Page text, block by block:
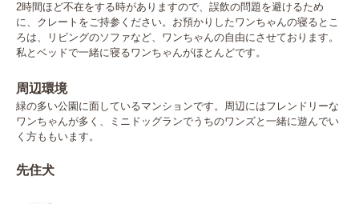
2時間ほど不在をする時がありますので、誤飲の問題を避けるため
に、クレートをご持参ください。お預かりしたワンちゃんの寝るとこ
ろは、リビングのソファなど、ワンちゃんの自由にさせております。
私とベッドで一緒に寝るワンちゃんがほとんどです。
周辺環境
緑の多い公園に面しているマンションです。周辺にはフレンドリーな
ワンちゃんが多く、ミニドッグランでうちのワンズと一緒に遊んでい
く方ももいます。
先住犬